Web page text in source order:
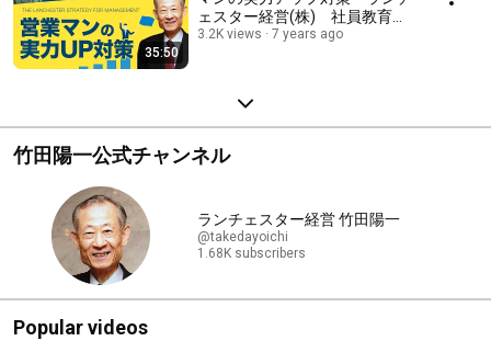
35:50
ェスター経営(株) 社員教育で
業績を伸ばすことに直結するの
3.2K views 7 years ago
竹田陽一公式チャンネル
ランチェスター経営 竹田陽一
@takedayoichi
1.68K subscribers
Popular videos